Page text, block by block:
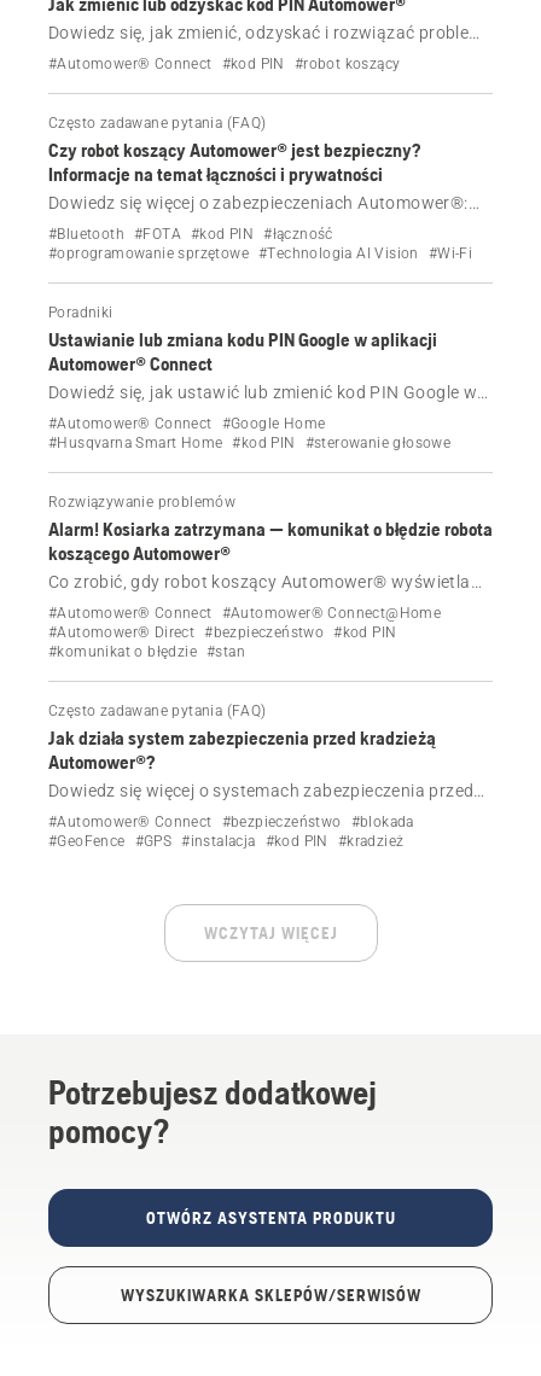
Dowiedz się, jak zmienić, odzyskać i rozwiązać problemy
z kodem PIN robota koszącego Automower®.
#Automower® Connect #kod PIN #robot koszący
Często zadawane pytania (FAQ)
Czy robot koszący Automower® jest bezpieczny?
Informacje na temat łączności i prywatności
Dowiedz się więcej o zabezpieczeniach Automower®:
jak chronione są połączenia bezprzewodowe, jakie dane
są udostępniane oraz jakie są najlepsze praktyki, aby
#Bluetooth #FOTA #kod PIN
#łączność
#oprogramowanie sprzętowe #Technologia AI Vision #Wi-Fi
Poradniki
Ustawianie lub zmiana kodu PIN Google w aplikacji
Automower® Connect
Dowiedź się, jak ustawić lub zmienić kod PIN Google w
aplikacji Automower® Connect, aby uruchomić robota
koszącego za pomocą Google Assistant.
#Automower® Connect
#Google Home
#Husqvarna Smart Home
#kod PIN #sterowanie głosowe
Rozwiązywanie problemów
Alarm! Kosiarka zatrzymana — komunikat o błędzie robota
koszącego Automower®
Co zrobić, gdy robot koszący Automower® wyświetla
komunikat o błędzie Alarm! Kosiarka zatrzymana
#Automower® Connect
#Automower® Connect@Home
#Automower® Direct #bezpieczeństwo #kod PIN
#komunikat o błędzie #stan
Często zadawane pytania (FAQ)
Jak działa system zabezpieczenia przed kradzieżą
Automower®?
Dowiedz się więcej o systemach zabezpieczenia przed
kradzieżą robota koszącego Automower®, takich jak
kod PIN, blokada instalacji i GeoFence.
#Automower® Connect #bezpieczeństwo
#blokada
#GeoFence
#GPS #instalacja #kod PIN #kradzież
WCZYTAJ WIĘCEJ
Potrzebujesz dodatkowej
pomocy?
OTWÓRZ ASYSTENTA PRODUKTU
WYSZUKIWARKA SKLEPÓW/SERWISÓW